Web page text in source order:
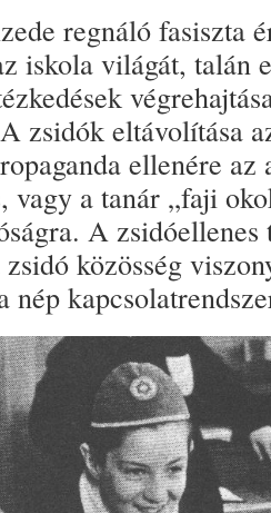
regnáló fasiszta
iskola világát, talán
zsidók eltávolítása
ellenére
vagy a tanár „faji
A zsidóellenes
közösség
nép